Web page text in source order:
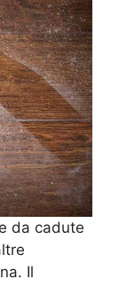
da cadute
Il